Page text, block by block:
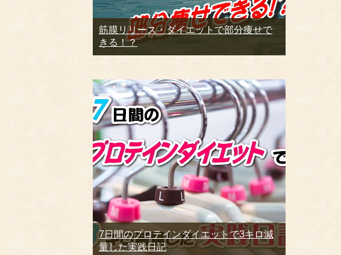
筋膜リリース・ダイエットで部分痩せで
きる！？
7日間のプロテインダイエットで3キロ減
量した実践日記